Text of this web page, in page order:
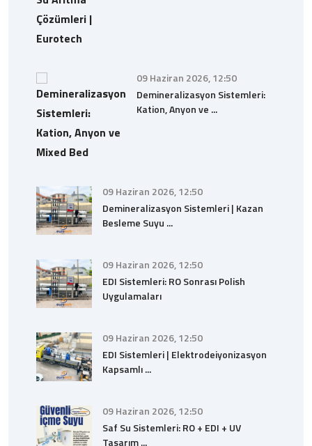
09 Haziran 2026, 12:50
Demineralizasyon Sistemleri:
Kation, Anyon ve ...
09 Haziran 2026, 12:50
Demineralizasyon Sistemleri | Kazan
Besleme Suyu ...
09 Haziran 2026, 12:50
EDI Sistemleri: RO Sonrası Polish
Uygulamaları
09 Haziran 2026, 12:50
EDI Sistemleri | Elektrodeiyonizasyon
Kapsamlı ...
09 Haziran 2026, 12:50
Saf Su Sistemleri: RO + EDI + UV
Tasarım ...